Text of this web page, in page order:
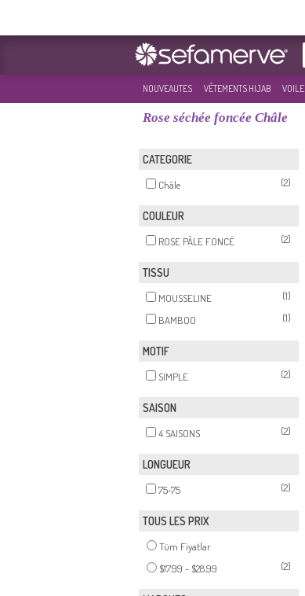
NOUVEAUTES VÊTEMENTS HIJAB VOILE
Rose séchée foncée Châle
CATEGORIE
Châle (2)
COULEUR
ROSE PÂLE FONCÉ (2)
TISSU
MOUSSELINE
(1)
BAMBOO
(1)
MOTIF
SIMPLE (2)
SAISON
4 SAISONS (2)
LONGUEUR
75-75 (2)
TOUS LES PRIX
Tüm Fiyatlar
$17.99 - $28.99
(2)